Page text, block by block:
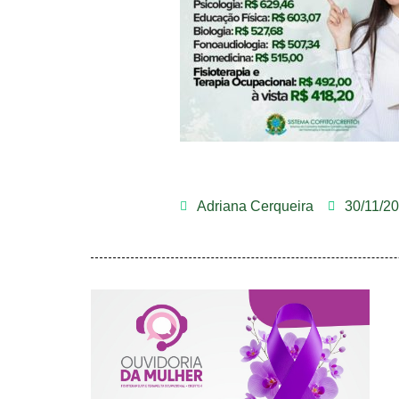
Adriana Cerqueira 30/11/
AGOSTO LILÁS –